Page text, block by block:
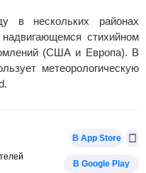
в нескольких районах
стихийном
(США и Европа). В
метеорологическую
В App Store
В Google Play